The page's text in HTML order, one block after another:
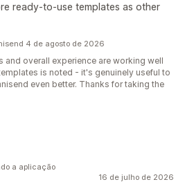
ready-to-use templates as other
4 de agosto de 2026
and overall experience are working well
is noted - it's genuinely useful to
even better. Thanks for taking the
16 de julho de 2026
a aplicação